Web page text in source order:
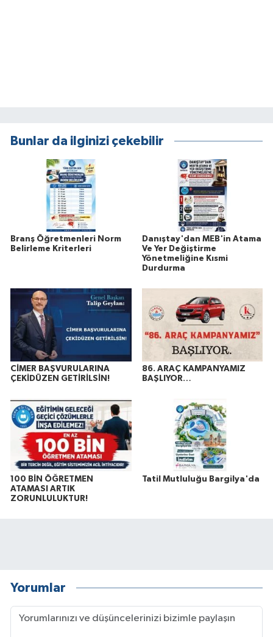
Bunlar da ilginizi çekebilir
Branş Öğretmenleri Norm
Belirleme Kriterleri
Danıştay'dan MEB'in Atama
Ve Yer Değiştirme
Yönetmeliğine Kısmi
Durdurma
CİMER BAŞVURULARINA
ÇEKİDÜZEN GETİRİLSİN!
86. ARAÇ KAMPANYAMIZ
BAŞLIYOR…
100 BİN ÖĞRETMEN
ATAMASI ARTIK
ZORUNLULUKTUR!
Tatil Mutluluğu Bargilya'da
Yorumlar